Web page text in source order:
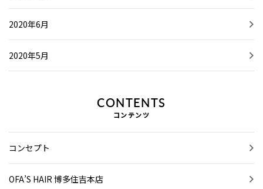
2020年6月
2020年5月
CONTENTS
コンテンツ
コンセプト
OFA’S HAIR 博多住吉本店